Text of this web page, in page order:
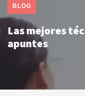
BLOG
Las mejores
apuntes